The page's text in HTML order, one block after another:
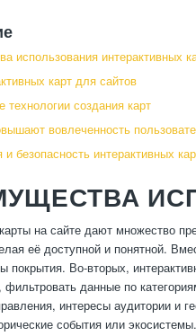
использования интерактивных
карт для сайтов
создания карт
вовлеченность
безопасность интерактивных
на сайте дают множество
её доступной и понятной.
покрытия. Во-вторых,
фильтровать данные по
интересы аудитории и
события или экосистемы.